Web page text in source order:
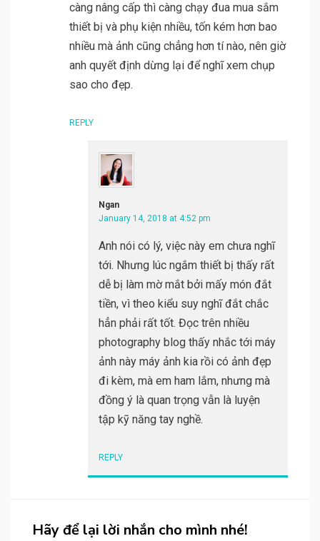
càng nâng cấp thì càng chạy đua mua sắm
thiết bị và phụ kiện nhiều, tốn kém hơn bao
nhiều mà ảnh cũng chẳng hơn tí nào, nên giờ
anh quyết định dừng lại để nghĩ xem chụp
sao cho đẹp.
REPLY
Ngan
January 14, 2018 at 4:52 pm
Anh nói có lý, việc này em chưa nghĩ
tới. Nhưng lúc ngắm thiết bị thấy rất
dễ bị làm mờ mắt bởi mấy món đắt
tiền, vì theo kiểu suy nghĩ đắt chắc
hẳn phải rất tốt. Đọc trên nhiều
photography blog thấy nhắc tới máy
ảnh này máy ảnh kia rồi có ảnh đẹp
đi kèm, mà em ham lắm, nhưng mà
đồng ý là quan trọng vẫn là luyện
tập kỹ năng tay nghề.
REPLY
Hãy để lại lời nhắn cho mình nhé!